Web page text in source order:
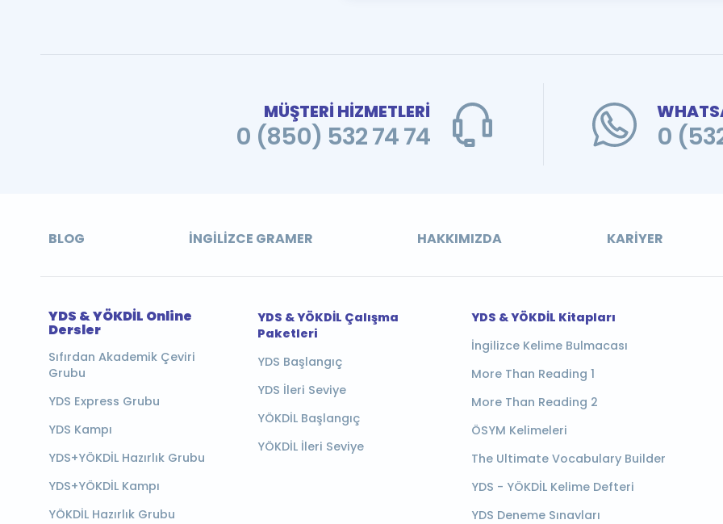
MÜŞTERİ HİZMETLERİ
0 (850) 532 74 74 0
BLOG İNGILIZCE GRAMER HAKKIMIZDA KARIYER
YDS & YÖKDİL Online
Dersler
Sıfırdan Akademik Çeviri
Grubu
YDS Express Grubu
YDS Kampı
YDS+YÖKDİL Hazırlık Grubu
YDS+YÖKDİL Kampı
YÖKDİL Hazırlık Grubu
YDS & YÖKDİL Çalışma
Paketleri
YDS Başlangıç
YDS İleri Seviye
YÖKDİL Başlangıç
YÖKDİL İleri Seviye
YDS & YÖKDİL Kitapları
İngilizce Kelime Bulmacası
More Than Reading 1
More Than Reading 2
ÖSYM Kelimeleri
The Ultimate Vocabulary Builder
YDS - YÖKDİL Kelime Defteri
YDS Deneme Sınavları